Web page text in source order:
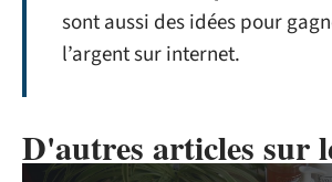
sont aussi des idées pour
l’argent sur internet.
D'autres articles sur